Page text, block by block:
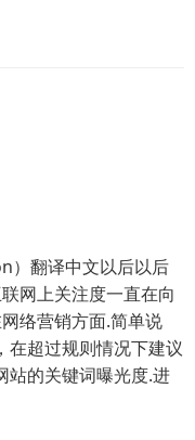
）翻译中文以后以后
网上关注度一直在向
络营销方面.简单说
在超过规则情况下建议
站的关键词曝光度.进